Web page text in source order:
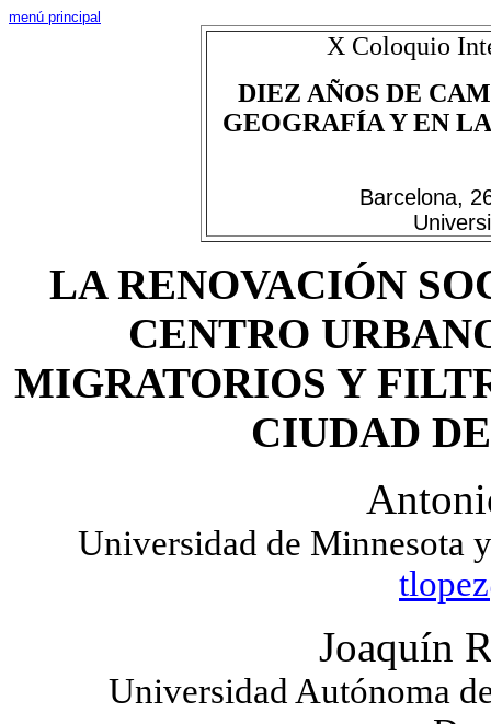
menú principal
X Coloquio
DIEZ AÑOS DE
GEOGRAFÍA Y EN
Barcelona,
LA RENOVACIÓN
CENTRO
MIGRATORIOS Y
CIUDAD
Universidad de Minnesota
Joaquín
Universidad Autónoma